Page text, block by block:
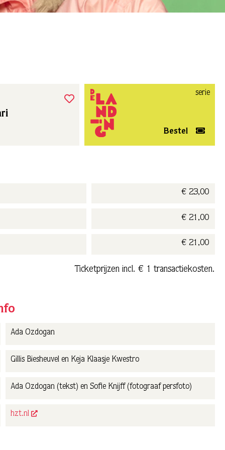
serie
Bestel
€ 23,00
€ 21,00
€ 21,00
Ticketprijzen incl. € 1 transactiekosten.
Ada Ozdogan
Gillis Biesheuvel en Keja Klaasje Kwestro
Ada Ozdogan (tekst) en Sofie Knijff (fotograaf persfoto)
hzt.nl